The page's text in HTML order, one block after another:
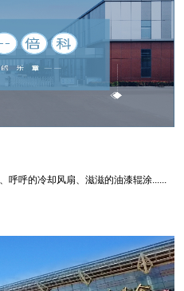
呼呼的冷却风扇、滋滋的油漆辊涂......